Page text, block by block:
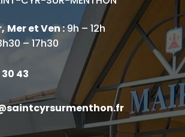
Mer et Ven :9h – 12h
– 17h30
43